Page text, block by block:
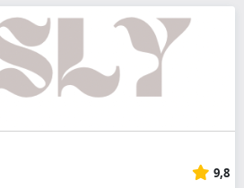
9,8